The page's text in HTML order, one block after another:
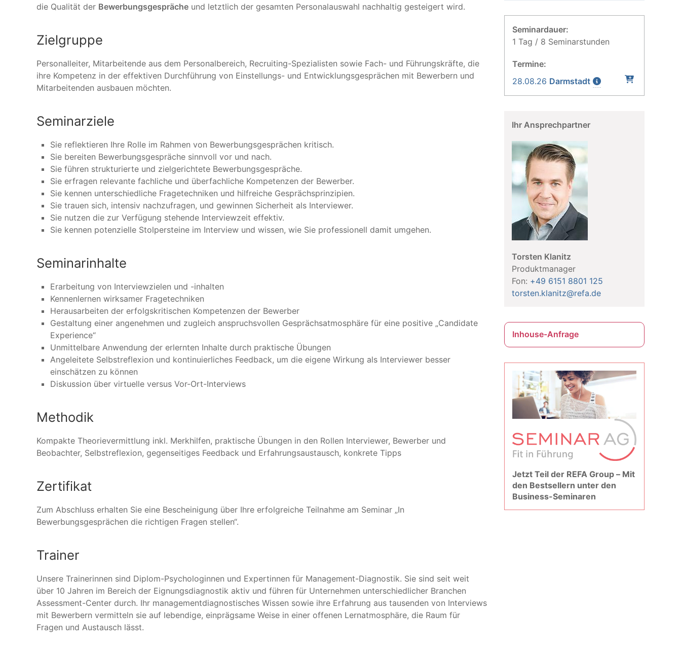
die Qualität der Bewerbungsgespräche und letztlich der gesamten Personalauswahl nachhaltig gesteigert wird.
Zielgruppe
Personalleiter, Mitarbeitende aus dem Personalbereich, Recruiting-Spezialisten sowie Fach- und Führungskräfte, die
ihre Kompetenz in der effektiven Durchführung von Einstellungs- und Entwicklungsgesprächen mit Bewerbern und
Mitarbeitenden ausbauen möchten.
Seminarziele
Sie reflektieren Ihre Rolle im Rahmen von Bewerbungsgesprächen kritisch.
Sie bereiten Bewerbungsgespräche sinnvoll vor und nach.
Sie führen strukturierte und zielgerichtete Bewerbungsgespräche.
Sie erfragen relevante fachliche und überfachliche Kompetenzen der Bewerber.
Sie kennen unterschiedliche Fragetechniken und hilfreiche Gesprächsprinzipien.
Sie trauen sich, intensiv nachzufragen, und gewinnen Sicherheit als Interviewer.
Sie nutzen die zur Verfügung stehende Interviewzeit effektiv.
Sie kennen potenzielle Stolpersteine im Interview und wissen, wie Sie professionell damit umgehen.
Seminarinhalte
Erarbeitung von Interviewzielen und -inhalten
Kennenlernen wirksamer Fragetechniken
Herausarbeiten der erfolgskritischen Kompetenzen der Bewerber
Gestaltung einer angenehmen und zugleich anspruchsvollen Gesprächsatmosphäre für eine positive „Candidate
Experience“
Unmittelbare Anwendung der erlernten Inhalte durch praktische Übungen
Angeleitete Selbstreflexion und kontinuierliches Feedback, um die eigene Wirkung als Interviewer besser
einschätzen zu können
Diskussion über virtuelle versus Vor-Ort-Interviews
Methodik
Kompakte Theorievermittlung inkl. Merkhilfen, praktische Übungen in den Rollen Interviewer, Bewerber und
Beobachter, Selbstreflexion, gegenseitiges Feedback und Erfahrungsaustausch, konkrete Tipps
Zertifikat
Zum Abschluss erhalten Sie eine Bescheinigung über Ihre erfolgreiche Teilnahme am Seminar „In
Bewerbungsgesprächen die richtigen Fragen stellen“.
Trainer
Unsere Trainerinnen sind Diplom-Psychologinnen und Expertinnen für Management-Diagnostik. Sie sind seit weit
über 10 Jahren im Bereich der Eignungsdiagnostik aktiv und führen für Unternehmen unterschiedlicher Branchen
Assessment-Center durch. Ihr managementdiagnostisches Wissen sowie ihre Erfahrung aus tausenden von Interviews
mit Bewerbern vermitteln sie auf lebendige, einprägsame Weise in einer offenen Lernatmosphäre, die Raum für
Fragen und Austausch lässt.
Seminardauer:
1 Tag / 8 Seminarstunden
Termine:
28.08.26 Darmstadt
Ihr Ansprechpartner
Torsten Klanitz
Produktmanager
Fon: +49 6151 8801 125
torsten.klanitz@refa.de
Inhouse-Anfrage
Jetzt Teil der REFA Group – Mit
den Bestsellern unter den
Business-Seminaren